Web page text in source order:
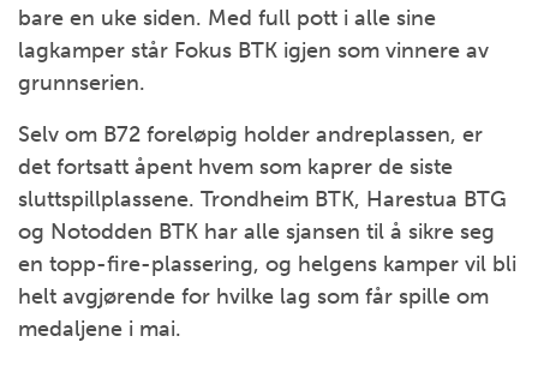
bare en uke siden. Med full pott i alle sine
lagkamper står Fokus BTK igjen som vinnere av
grunnserien.
Selv om B72 foreløpig holder andreplassen, er
det fortsatt åpent hvem som kaprer de siste
sluttspillplassene. Trondheim BTK, Harestua BTG
og Notodden BTK har alle sjansen til å sikre seg
en topp-fire-plassering, og helgens kamper vil bli
helt avgjørende for hvilke lag som får spille om
medaljene i mai.